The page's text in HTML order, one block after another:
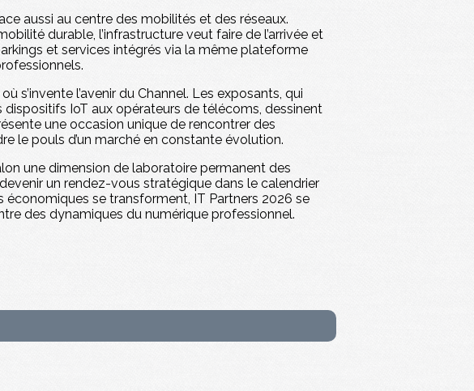
aussi au centre des mobilités et des réseaux.
durable, l’infrastructure veut faire de l’arrivée et
et services intégrés via la même plateforme
s’invente l’avenir du Channel. Les exposants, qui
IoT aux opérateurs de télécoms, dessinent
une occasion unique de rencontrer des
le pouls d’un marché en constante évolution.
une dimension de laboratoire permanent des
un rendez-vous stratégique dans le calendrier
se transforment, IT Partners 2026 se
des dynamiques du numérique professionnel.